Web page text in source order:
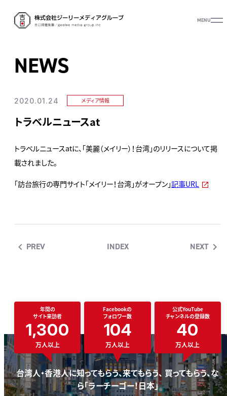
MENU
NEWS
2020.01.24 メディア情報
トラベルニュースat
トラベルニュースatに、「美麗（メイリー）！台湾」のリリースについて掲
載されました。
「訪台旅行の専門サイト「メイリー！台湾」がオープン」記事URL
PREV INDEX NEXT
台湾人・香港人に知ってもらう、来てもらう、 買ってもらう、な
ら「ラーチーゴー！日本」
年間の
サイト来訪者
1,300
万人以上
Facebookの
フォロワー数
104
万人以上
公式YouTube
チャンネルの登録数
40
万人以上